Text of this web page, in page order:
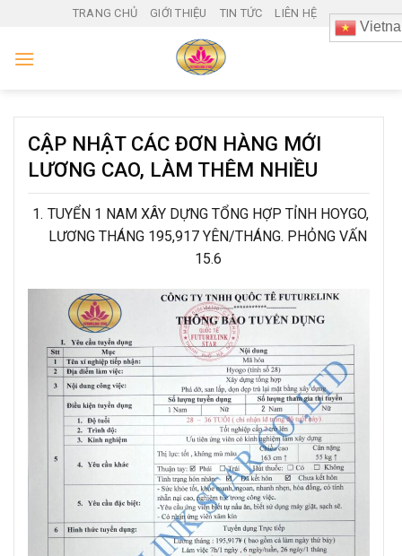
content
TRANG CHỦ GIỚI THIỆU TIN TỨC LIÊN HỆ
CẬP NHẬT CÁC ĐƠN HÀNG MỚI
LƯƠNG CAO, LÀM THÊM NHIỀU
TUYỂN 1 NAM XÂY DỰNG TỔNG HỢP TỈNH HOYGO,
LƯƠNG THÁNG 195,917 YÊN/THÁNG. PHỎNG VẤN
15.6